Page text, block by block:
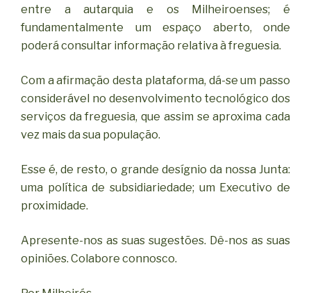
entre a autarquia e os Milheiroenses; é
fundamentalmente um espaço aberto, onde
poderá consultar informação relativa à freguesia.
Com a afirmação desta plataforma, dá-se um passo
considerável no desenvolvimento tecnológico dos
serviços da freguesia, que assim se aproxima cada
vez mais da sua população.
Esse é, de resto, o grande desígnio da nossa Junta:
uma política de subsidiariedade; um Executivo de
proximidade.
Apresente-nos as suas sugestões. Dê-nos as suas
opiniões. Colabore connosco.